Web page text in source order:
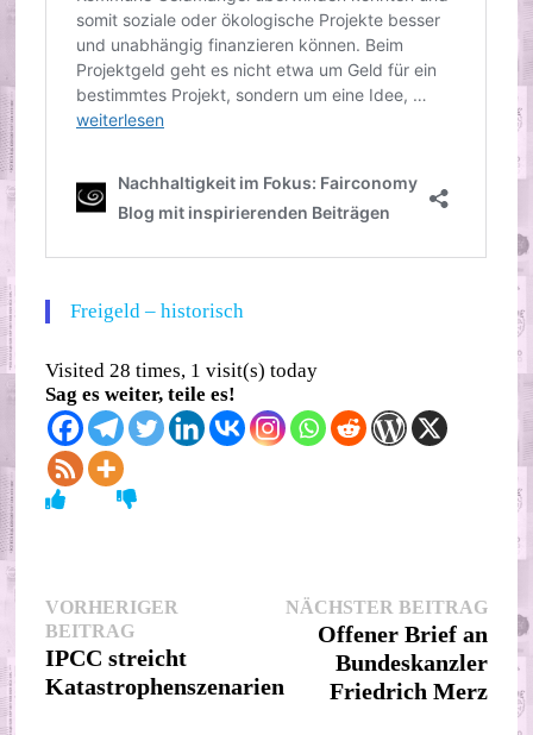
Freigeld – historisch
Visited 28 times, 1 visit(s) today
Sag es weiter, teile es!
Beitragsnavigation
VORHERIGER
BEITRAGVorheriger
Beitrag:
IPCC streicht
Katastrophenszenarien
NÄCHSTER BEITRAG
Offener Brief an
Bundeskanzler
Friedrich Merz